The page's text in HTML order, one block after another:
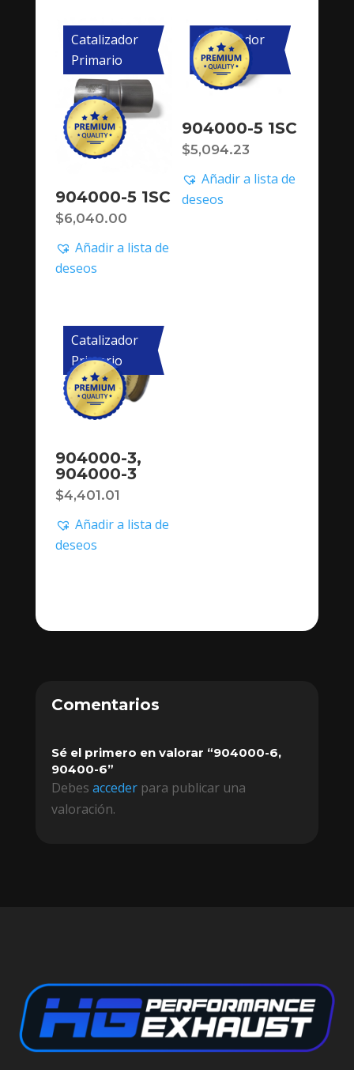
Catalizador
Primario
904000-5 1SC
$6,040.00
Añadir a lista de
deseos
Catalizador
Primario
904000-5 1SC
$5,094.23
Añadir a lista de
deseos
Catalizador
Primario
904000-3,
904000-3
$4,401.01
Añadir a lista de
deseos
Comentarios
Sé el primero en valorar “904000-6,
90400-6”
Debes accederpara publicar una
valoración.